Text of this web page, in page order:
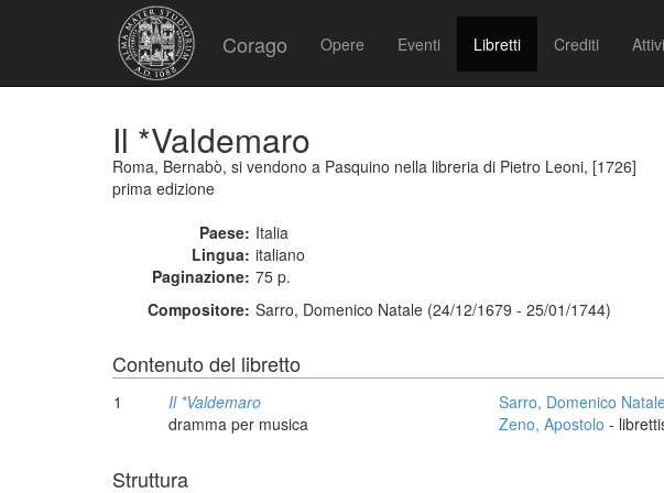
Corago Opere Eventi Libretti Crediti
Il *Valdemaro
Roma, Bernabò, si vendono a Pasquino nella libreria di Pietro Leoni, [1726]
prima edizione
Paese: Italia
Lingua: italiano
Paginazione: 75 p.
Compositore: Sarro, Domenico Natale (24/12/1679 - 25/01/1744)
Contenuto del libretto
1
Il *Valdemaro
dramma per musica
Sarro, Domenico
Zeno, Apostolo -
Struttura